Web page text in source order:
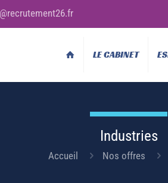
LE CABINET
Industries
Accueil Nos offres